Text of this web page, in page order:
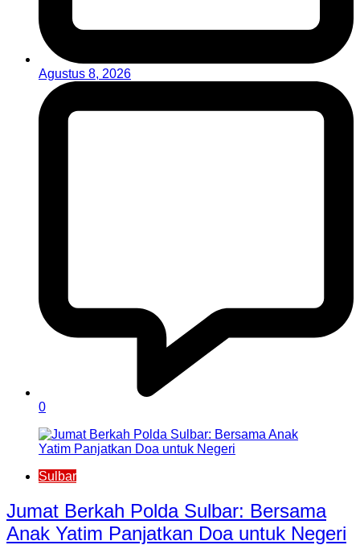
Agustus 8, 2026
0
Sulbar
Jumat Berkah Polda Sulbar: Bersama
Anak Yatim Panjatkan Doa untuk Negeri